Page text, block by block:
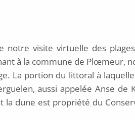
visite virtuelle des
à la commune de Plœmeur,
La portion du littoral à
aussi appelée Anse de
la dune est propriété du